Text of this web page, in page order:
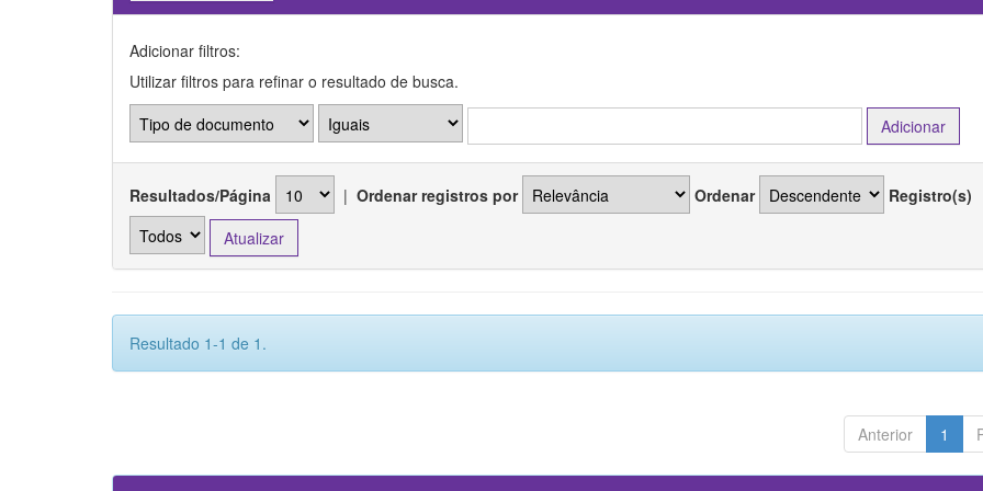
Adicionar filtros:
Utilizar filtros para refinar o resultado de busca.
Resultados/Página | Ordenar registros por Ordenar Registro(s)
Resultado 1-1 de 1.
Anterior 1